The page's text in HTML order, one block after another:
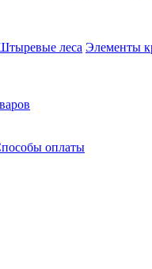
леса Элементы
оплаты